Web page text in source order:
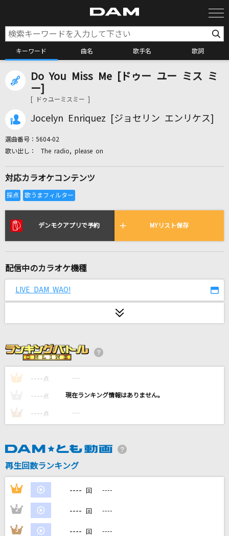
キーワード 曲名 歌手名 歌詞
カラオケ検索
カラオケ店舗検索
カラオケリクエスト
リアルタイムで歌われている曲の一覧
Family Song
Answer
幾田りら
逢坂大河(CV:釘宮理恵)・櫛枝実乃梨(CV:堀江由衣)・川嶋亜美(CV:喜多村
[生音]SISTER
Celebrate
SKRYU
松崎しげる
ロミオとシンデレラ
doriko feat.初音ミク
奏(かなで)
スキマスイッチ
Do You Miss Me [ドゥー ユー ミス ミ
ー]
[ ドゥユーミスミー ]
Jocelyn Enriquez [ジョセリン エンリケス]
選曲番号： 5604-02
The radio, please on
対応カラオケコンテンツ
デンモクアプリで予約 MYリスト保存
配信中のカラオケ機種
LIVE DAM WAO!
1 ---- 点 ----
---- 点 ----
3 ---- 点 ----
再生回数ランキング
1 ---- 回 ----
2 ---- 回 ----
3 ---- 回 ----